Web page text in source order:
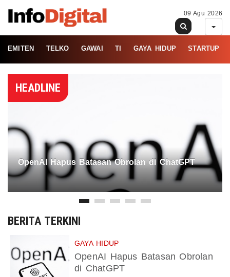
09 Agu 2026
EMITEN TELKO GAWAI TI GAYA HIDUP STARTUP
HEADLINE
OpenAI Hapus Batasan Obrolan di ChatGPT
BERITA TERKINI
GAYA HIDUP
OpenAI Hapus Batasan Obrolan
di ChatGPT